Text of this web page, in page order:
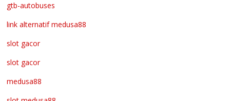
gtb-autobuses
link alternatif medusa88
slot gacor
slot gacor
medusa88